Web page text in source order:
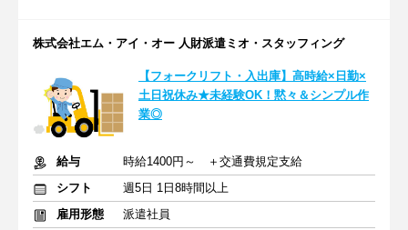
株式会社エム・アイ・オー 人財派遣ミオ・スタッフィング
【フォークリフト・入出庫】高時給×日勤×
土日祝休み★未経験OK！黙々＆シンプル作
業◎
給与
時給1400円～ ＋交通費規定支給
シフト
週5日 1日8時間以上
雇用形態
派遣社員